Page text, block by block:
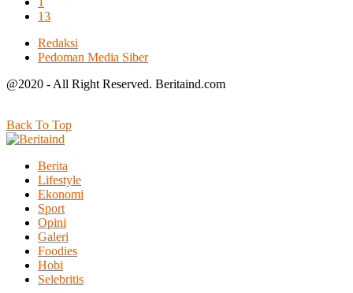
13
Redaksi
Pedoman Media Siber
@2020 - All Right Reserved. Beritaind.com
Back To Top
Berita
Lifestyle
Ekonomi
Sport
Opini
Galeri
Foodies
Hobi
Selebritis